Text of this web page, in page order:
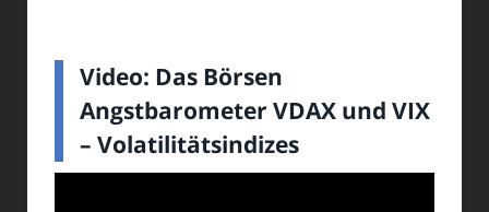
Video: Das Börsen
Angstbarometer VDAX und VIX
– Volatilitätsindizes